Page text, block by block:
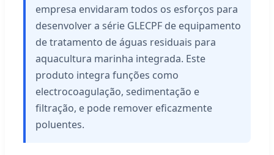
empresa envidaram todos os esforços para
desenvolver a série GLECPF de equipamento
de tratamento de águas residuais para
aquacultura marinha integrada. Este
produto integra funções como
electrocoagulação, sedimentação e
filtração, e pode remover eficazmente
poluentes.